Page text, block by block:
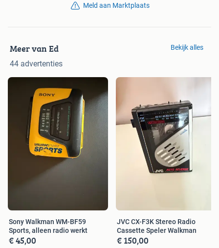
Meld aan Marktplaats
Meer van Ed
44 advertenties
Bekijk alles
Sony Walkman WM-BF59
Sports, alleen radio werkt
€ 45,00
JVC CX-F3K Stereo Radio
Cassette Speler Walkman
€ 150,00